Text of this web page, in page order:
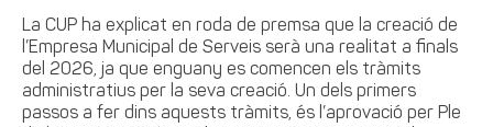
La CUP ha explicat en roda de premsa que la creació de
l’Empresa Municipal de Serveis serà una realitat a finals
del 2026, ja que enguany es comencen els tràmits
administratius per la seva creació. Un dels primers
passos a fer dins aquests tràmits, és l’aprovació per Ple